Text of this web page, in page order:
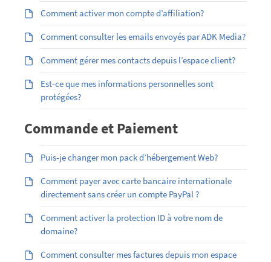
Comment activer mon compte d’affiliation?
Comment consulter les emails envoyés par ADK Media?
Comment gérer mes contacts depuis l’espace client?
Est-ce que mes informations personnelles sont
protégées?
Commande et Paiement
Puis-je changer mon pack d’hébergement Web?
Comment payer avec carte bancaire internationale
directement sans créer un compte PayPal ?
Comment activer la protection ID à votre nom de
domaine?
Comment consulter mes factures depuis mon espace